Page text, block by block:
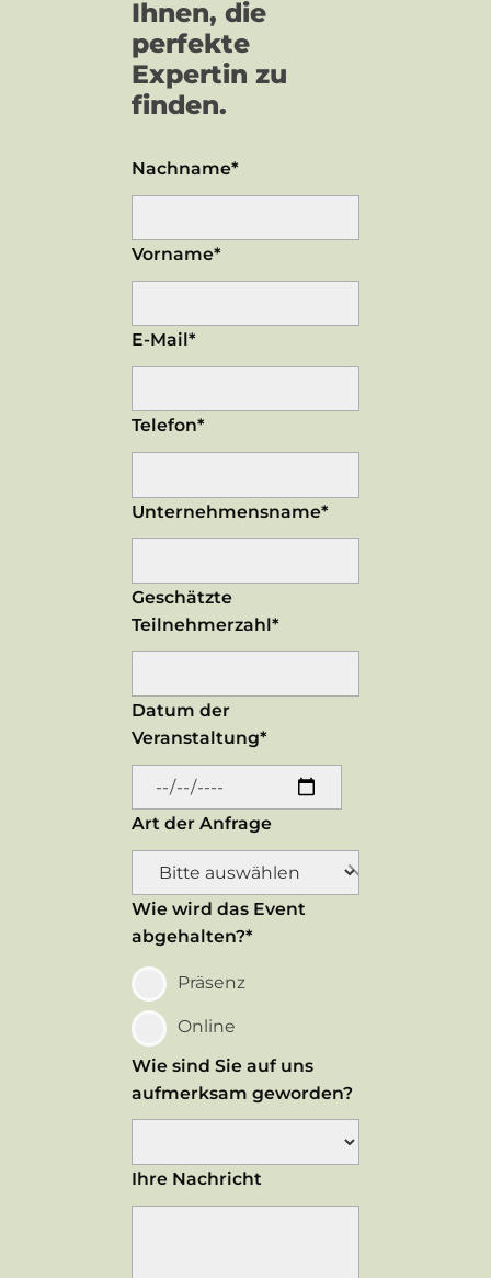
Ihnen, die
perfekte
Expertin zu
finden.
Nachname*
Vorname*
E-Mail*
Telefon*
Unternehmensname*
Geschätzte
Teilnehmerzahl*
Datum der
Veranstaltung*
Art der Anfrage
Wie wird das Event
abgehalten?*
Präsenz
Online
Wie sind Sie auf uns
aufmerksam geworden?
Ihre Nachricht